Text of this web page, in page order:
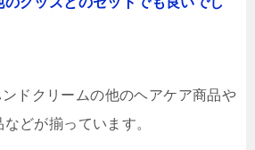
ドクリームの他のヘアケア商品や
どが揃っています。